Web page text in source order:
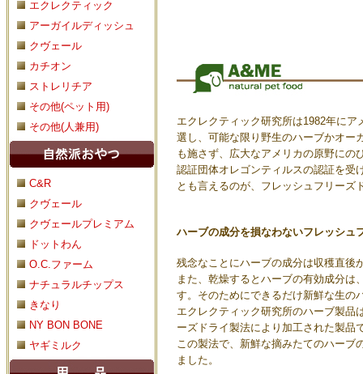
エクレクティック
アーガイルディッシュ
クヴェール
カチオン
ストレリチア
その他(ペット用)
その他(人兼用)
C&R
クヴェール
クヴェールプレミアム
ドットわん
O.C.ファーム
ナチュラルチップス
きなり
NY BON BONE
ヤギミルク
エクレクティック研究所は1982年に
選し、可能な限り野生のハーブかオー
も施さず、広大なアメリカの原野にの
認証団体オレゴンティルスの認証を受
とも言えるのが、フレッシュフリーズ
ハーブの成分を損なわないフレッシュ
残念なことにハーブの成分は収穫直後
また、乾燥するとハーブの有効成分
す。そのためにできるだけ新鮮な生の
エクレクティック研究所のハーブ製品
ーズドライ製法により加工された製品
この製法で、新鮮な摘みたてのハー
ました。